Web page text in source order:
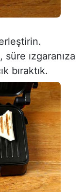
süre ızgaranıza
bıraktık.